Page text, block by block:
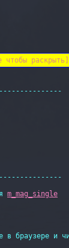
раскрыть]
m_mag_single
в браузере и